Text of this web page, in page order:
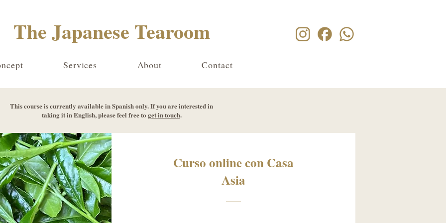
The Japanese Tearoom
Services About Contact
This course is currently available in Spanish only. If you are interested in
taking it in English, please feel free to get in touch.
Curso online con Casa
Asia